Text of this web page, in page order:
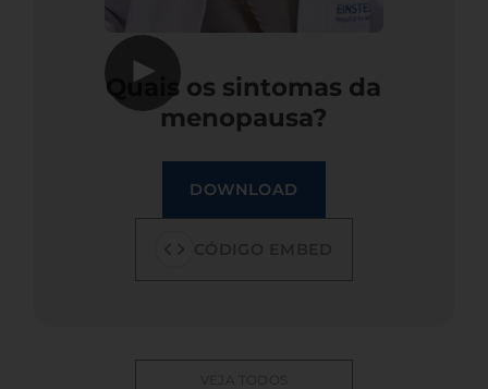
▶
Quais os sintomas da
menopausa?
DOWNLOAD
VEJA TODOS